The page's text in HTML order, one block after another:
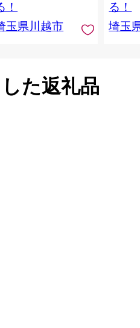
！
玉県川越市
る！
埼玉
た返礼品